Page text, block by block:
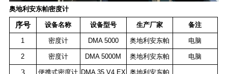
奥地利安东帕密度计
序号 设备名称 设备型号 生产厂家 备注
1 密度计 DMA 5000 奥地利安东帕 电脑
2 密度计 DMA 5000M 奥地利安东帕 电脑
3 便携式密度计 DMA 35 V4 EX 奥地利安东帕